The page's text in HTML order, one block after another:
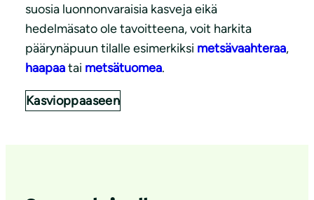
suosia luonnonvaraisia kasveja eikä
hedelmäsato ole tavoitteena, voit harkita
päärynäpuun tilalle esimerkiksi metsävaahteraa,
haapaatai metsätuomea.
Kasvioppaaseen